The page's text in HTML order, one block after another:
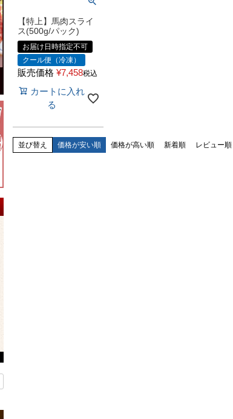
【特上】馬肉スライ
ス(500g/パック)
お届け日時指定不可
クール便（冷凍）
販売価格 ¥7,458税込
カートに入れ
る
並び替え 価格が安い順 価格が高い順 新着順 レビュー順